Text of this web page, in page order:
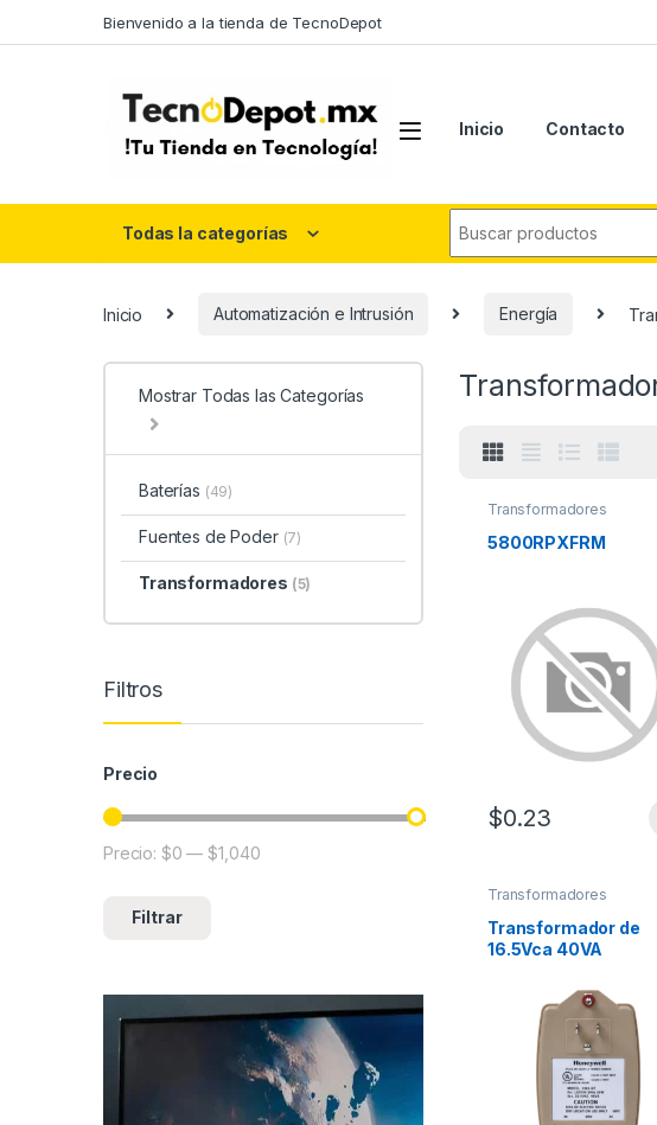
Bienvenido a la tienda de TecnoDepot
Inicio Contacto
Todas la categorías
Inicio Automatización e Intrusión Energía
Transformadores
5800RPXFRM
$0.23
Transformadores
Transformador de
16.5Vca 40VA
Mostrar Todas las Categorías
Baterías (49)
Fuentes de Poder (7)
Transformadores (5)
Filtros
Precio
Precio mínimo
Precio máximo
Filtrar
Precio: $0 —$1,040